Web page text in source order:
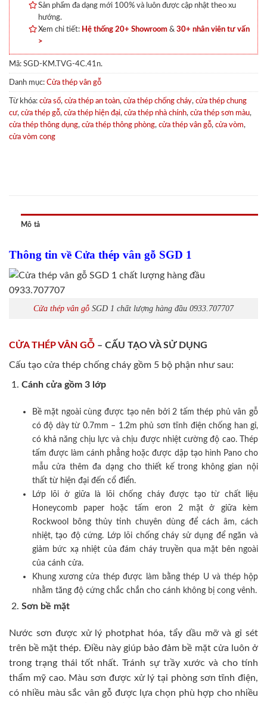
Sản phẩm đa dạng mới 100% và luôn được cập nhật theo xu
hướng.
Xem chi tiết: Hệ thống 20+ Showroom & 30+ nhân viên tư vấn
>
Mã: SGD-KM.TVG-4C.41n.
Danh mục: Cửa thép vân gỗ
Từ khóa: cửa sổ, cửa thép an toàn, cửa thép chống cháy, cửa thép chung
cư, cửa thép gỗ, cửa thép hiện đại, cửa thép nhà chính, cửa thép sơn màu,
cửa thép thông dụng, cửa thép thông phòng, cửa thép vân gỗ, cửa vòm,
cửa vòm cong
Mô tả
Thông tin về Cửa thép vân gỗ SGD 1
Cửa thép vân gỗ SGD 1 chất lượng hàng đầu 0933.707707
CỬA THÉP VÂN GỖ – CẤU TẠO VÀ SỬ DỤNG
Cấu tạo cửa thép chống cháy gồm 5 bộ phận như sau:
Cánh cửa gồm 3 lớp
Bề mặt ngoài cùng được tạo nên bởi 2 tấm thép phủ vân gỗ
có độ dày từ 0.7mm – 1.2m phủ sơn tĩnh điện chống han gỉ,
có khả năng chịu lực và chịu được nhiệt cường độ cao. Thép
tấm được làm cánh phẳng hoặc được dập tạo hình Pano cho
mẫu cửa thêm đa dạng cho thiết kế trong không gian nội
thất từ hiện đại đến cổ điển.
Lớp lõi ở giữa là lõi chống cháy được tạo từ chất liệu
Honeycomb paper hoặc tấm eron 2 mặt ở giữa kèm
Rockwool bông thủy tinh chuyên dùng để cách âm, cách
nhiệt, tạo độ cứng. Lớp lõi chống cháy sử dụng để ngăn và
giảm bức xạ nhiệt của đám cháy truyền qua mặt bên ngoài
của cánh cửa.
Khung xương cửa thép được làm bằng thép U và thép hộp
nhằm tăng độ cứng chắc chắn cho cánh không bị cong vênh.
Sơn bề mặt
Nước sơn được xử lý photphat hóa, tẩy dầu mỡ và gỉ sét
trên bề mặt thép. Điều này giúp bảo đảm bề mặt cửa luôn ở
trong trạng thái tốt nhất. Tránh sự trầy xước và cho tính
thẩm mỹ cao. Màu sơn được xử lý tại phòng sơn tĩnh điện,
có nhiều màu sắc vân gỗ được lựa chọn phù hợp cho nhiều